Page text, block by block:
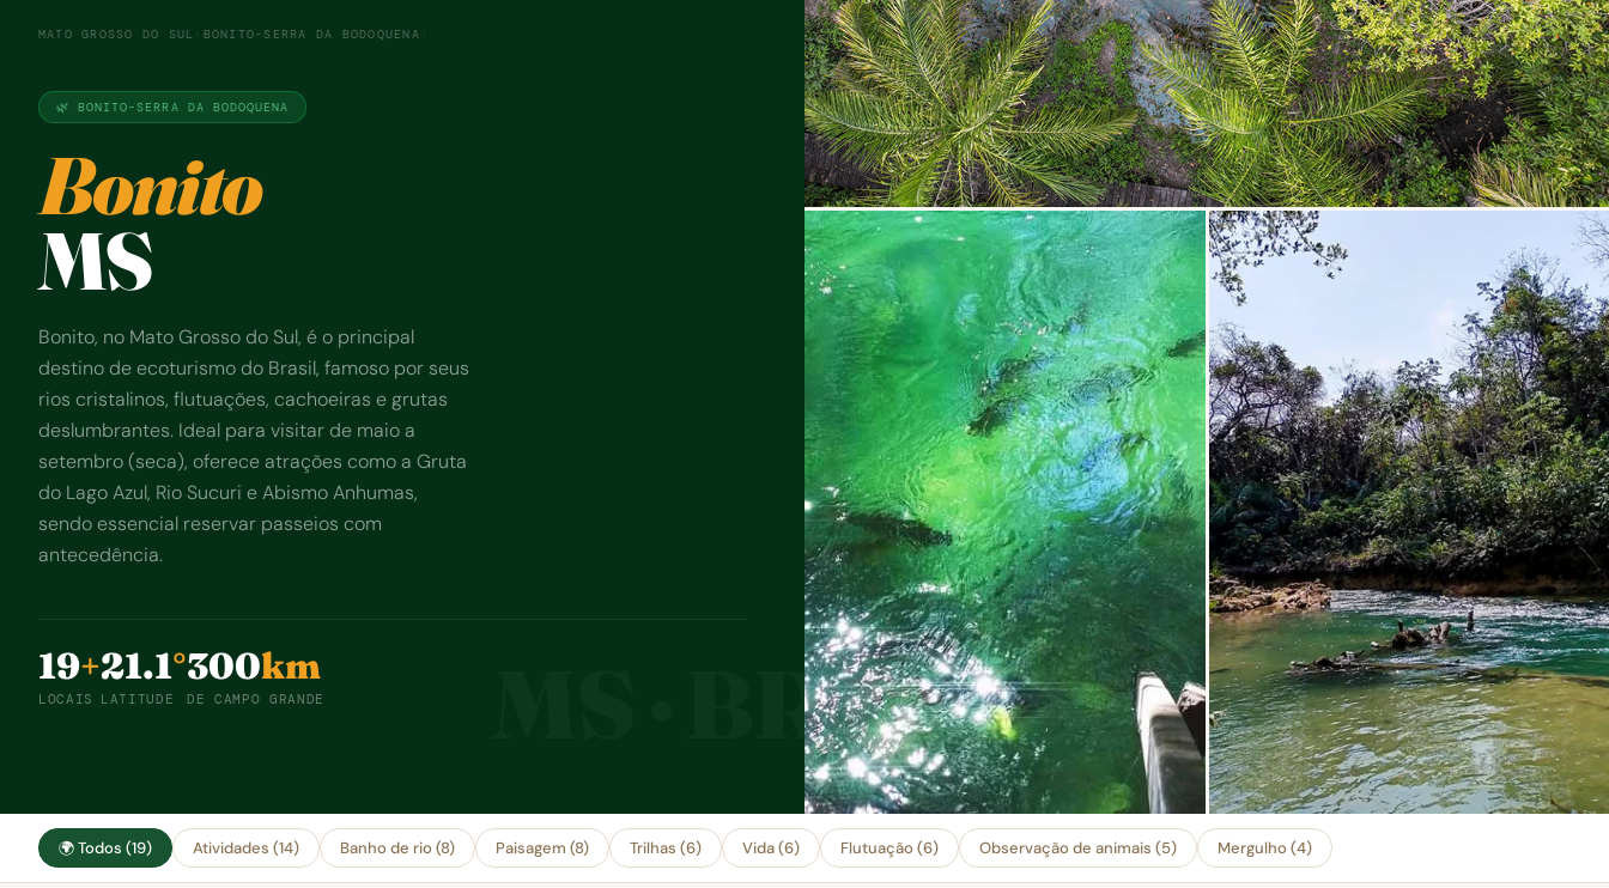
MATO GROSSO DO SUL BONITO-SERRA DA BODOQUENA
🌿 BONITO-SERRA DA BODOQUENA
Bonito
MS
Bonito, no Mato Grosso do Sul, é o principal
destino de ecoturismo do Brasil, famoso por seus
rios cristalinos, flutuações, cachoeiras e grutas
deslumbrantes. Ideal para visitar de maio a
setembro (seca), oferece atrações como a Gruta
do Lago Azul, Rio Sucuri e Abismo Anhumas,
sendo essencial reservar passeios com
antecedência.
19+
LOCAIS
21.1°
LATITUDE
300km
DE CAMPO GRANDE
🌍 Todos (19) Atividades (14) Banho de rio (8) Paisagem (8) Trilhas (6) Vida (6) Flutuação (6) Observação de animais (5) Mergulho (4)